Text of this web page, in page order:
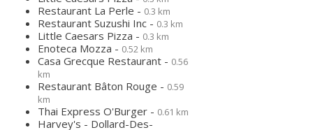
Restaurant La Perle - 0.3 km
Restaurant Suzushi Inc - 0.3 km
Little Caesars Pizza - 0.3 km
Enoteca Mozza - 0.52 km
Casa Grecque Restaurant - 0.56
km
Restaurant Bâton Rouge - 0.59
km
Thai Express O'Burger - 0.61 km
Harvey's - Dollard-Des-